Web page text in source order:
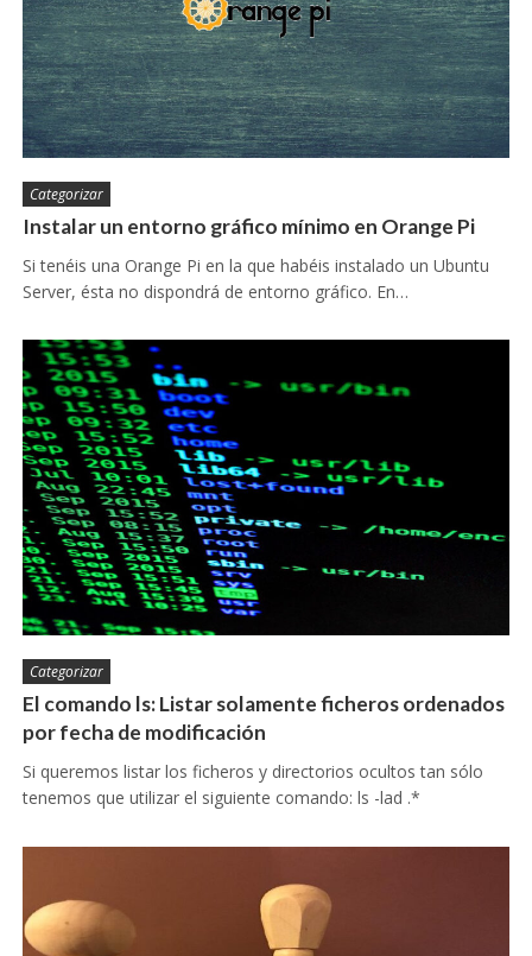
Categorizar
Instalar un entorno gráfico mínimo en Orange Pi
Si tenéis una Orange Pi en la que habéis instalado un Ubuntu
Server, ésta no dispondrá de entorno gráfico. En…
Categorizar
El comando ls: Listar solamente ficheros ordenados
por fecha de modificación
Si queremos listar los ficheros y directorios ocultos tan sólo
tenemos que utilizar el siguiente comando: ls -lad .*